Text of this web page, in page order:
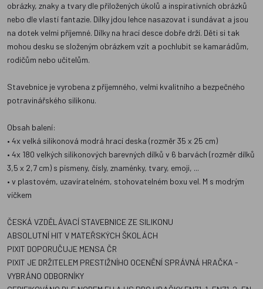
obrázky, znaky a tvary dle přiložených úkolů a inspirativních obrázků
nebo dle vlastí fantazie. Dílky jdou lehce nasazovat i sundávat a jsou
na dotek velmi příjemné. Dílky na hrací desce dobře drží. Děti si tak
mohou desku se složeným obrázkem vzít a pochlubit se kamarádům,
rodičům nebo učitelům.
Stavebnice je vyrobena z příjemného, velmi kvalitního a bezpečného
potravinářského silikonu.
Obsah balení:
• 4x velká silikonová modrá hrací deska (rozměr 35 x 25 cm)
• 4x 180 velkých silikonových barevných dílků v 6 barvách (rozměr dílků
3,5 x 2,7 cm) s písmeny, čísly, znaménky, tvary, emoji, ...
• v plastovém, uzavíratelném, stohovatelném boxu vel. M s modrým
víčkem
ČESKÁ VZDĚLÁVACÍ STAVEBNICE ZE SILIKONU
ABSOLUTNÍ HIT V MATEŘSKÝCH ŠKOLÁCH
PIXIT DOPORUČUJE MENSA ČR
PIXIT JE DRŽITELEM PRESTIŽNÍHO OCENĚNÍ SPRÁVNÁ HRAČKA -
VYBRÁNO ODBORNÍKY